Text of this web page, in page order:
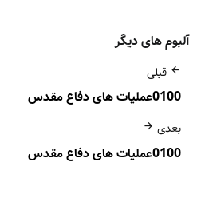
آلبوم های دیگر
قبلی
0100عملیات های دفاع مقدس
بعدی
0100عملیات های دفاع مقدس